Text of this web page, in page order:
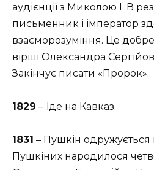
аудієнції з Миколою І. В
письменник і імператор
взаєморозуміння. Це
вірші Олександра
Закінчує писати «Пророк».
1829 – Їде на Кавказ.
1831 – Пушкін одружується
Пушкіних народилося